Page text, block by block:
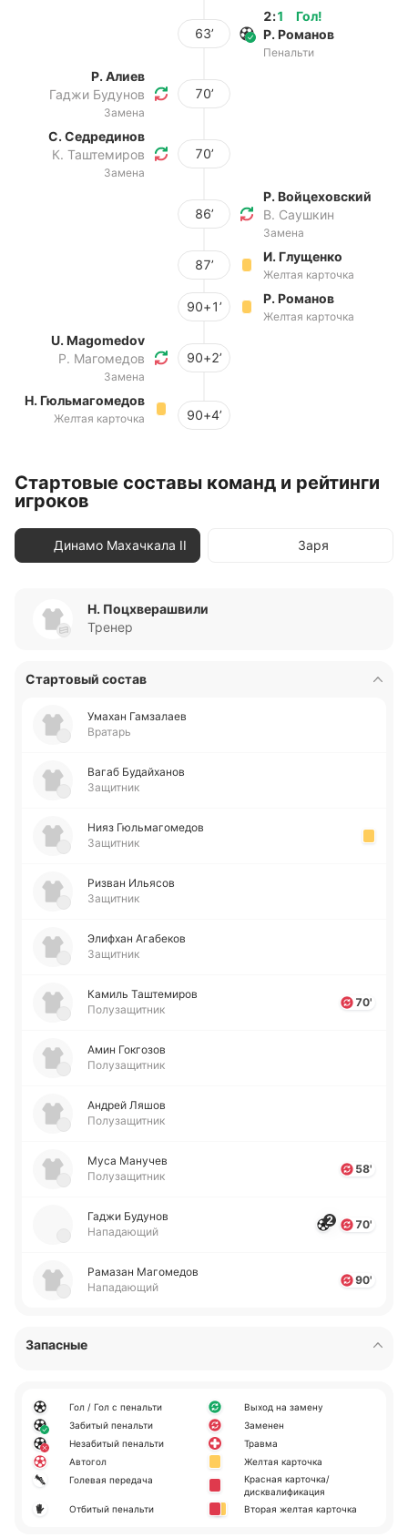
63’
Гол!
2:1
Р. Романов
Пенальти
Р. Алиев
Гаджи Будунов
Замена
70’
С. Седрединов
К. Таштемиров
Замена
70’
86’
Р. Войцеховский
В. Саушкин
Замена
87’
И. Глущенко
Желтая карточка
90+1’
Р. Романов
Желтая карточка
U. Magomedov
Р. Магомедов
Замена
90+2’
Н. Гюльмагомедов
Желтая карточка 90+4’
Стартовые составы команд и рейтинги
игроков
Динамо Махачкала II Заря
Н. Поцхверашвили
Тренер
Стартовый состав
Умахан Га­мза­лаев
Вратарь
Вагаб Бу­дай­ха­нов
Защитник
Нияз Гю­льма­го­ме­дов
Защитник
Ризван Илья­сов
Защитник
Эли­фхан Ага­бе­ков
Защитник
Камиль Та­ште­ми­ров
Полузащитник
70'
Амин Го­кго­зов
Полузащитник
Андрей Ляшов
Полузащитник
Муса Ма­ну­чев
Полузащитник
58'
Гаджи Бу­ду­нов
Нападающий
2 70'
Ра­ма­зан Ма­го­ме­дов
Нападающий
90'
Запасные
Гол / Гол с пенальти
Забитый пенальти
Незабитый пенальти
Автогол
Голевая передача
Отбитый пенальти
Выход на замену
Заменен
Травма
Желтая карточка
Красная карточка/
дисквалификация
Вторая желтая карточка